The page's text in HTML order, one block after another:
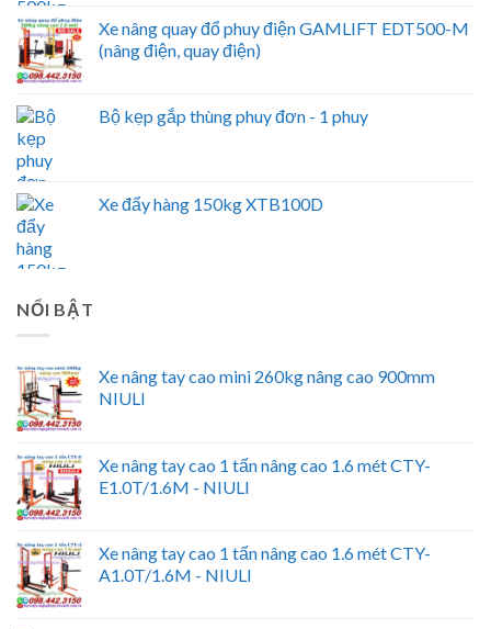
Xe nâng quay đổ phuy điện GAMLIFT EDT500-M
(nâng điện, quay điện)
Bộ kẹp gắp thùng phuy đơn - 1 phuy
Xe đẩy hàng 150kg XTB100D
NỔI BẬT
Xe nâng tay cao mini 260kg nâng cao 900mm
NIULI
Xe nâng tay cao 1 tấn nâng cao 1.6 mét CTY-
E1.0T/1.6M - NIULI
Xe nâng tay cao 1 tấn nâng cao 1.6 mét CTY-
A1.0T/1.6M - NIULI